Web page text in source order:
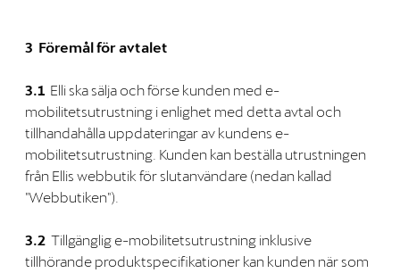
3 Föremål för avtalet
3.1 Elli ska sälja och förse kunden med e-
mobilitetsutrustning i enlighet med detta avtal och
tillhandahålla uppdateringar av kundens e-
mobilitetsutrustning. Kunden kan beställa utrustningen
från Ellis webbutik för slutanvändare (nedan kallad
"Webbutiken").
3.2 Tillgänglig e-mobilitetsutrustning inklusive
tillhörande produktspecifikationer kan kunden när som